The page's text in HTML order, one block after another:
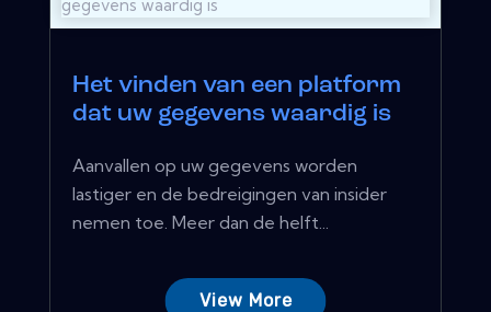
Het vinden van een platform
dat uw gegevens waardig is
Aanvallen op uw gegevens worden
lastiger en de bedreigingen van insider
nemen toe. Meer dan de helft...
View More